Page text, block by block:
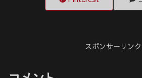
スポンサーリンク